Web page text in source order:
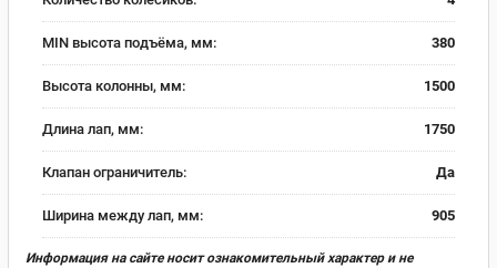
MIN высота подъёма, мм: 380
Высота колонны, мм: 1500
Длина лап, мм: 1750
Клапан ограничитель: Да
Ширина между лап, мм: 905
Информация на сайте носит ознакомительный характер и не